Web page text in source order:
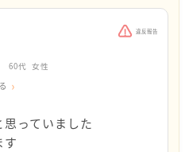
違反報告
60代 女性
っていました
す